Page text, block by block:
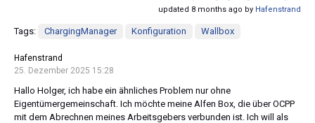
updated 8 months ago by Hafenstrand
Tags: ChargingManager Konfiguration Wallbox
Hafenstrand
25. Dezember 2025 15:28
Hallo Holger, ich habe ein ähnliches Problem nur ohne
Eigentümergemeinschaft. Ich möchte meine Alfen Box, die über OCPP
mit dem Abrechnen meines Arbeitsgebers verbunden ist. Ich will als